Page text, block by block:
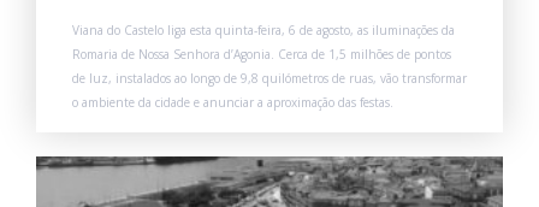
Viana do Castelo liga esta quinta-feira, 6 de agosto, as iluminações da
Romaria de Nossa Senhora d’Agonia. Cerca de 1,5 milhões de pontos
de luz, instalados ao longo de 9,8 quilómetros de ruas, vão transformar
o ambiente da cidade e anunciar a aproximação das festas.